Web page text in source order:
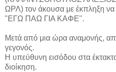
ΩΡΛ) τον άκουσα με έκπληξη να
"ΕΓΩ ΠΑΩ ΓΙΑ ΚΑΦΕ".
Μετά από μια ώρα αναμονής,
γεγονός.
Η υπεύθυνη εισόδου στα
διοίκηση.